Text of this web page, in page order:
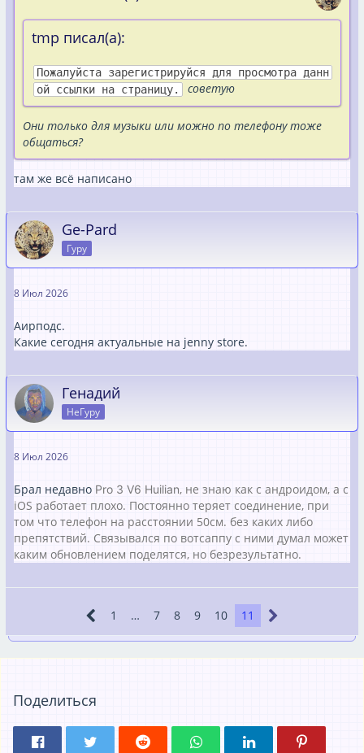
tmp писал(а):
Пожалуйста зарегистрируйся для просмотра данн
ой ссылки на страницу.
советую
Они только для музыки или можно по телефону тоже
общаться?
там же всё написано
Ge-Pard
Гуру
8 Июл 2026
Аирподс.
Какие сегодня актуальные на jenny store.
Генадий
НеГуру
8 Июл 2026
Брал недавно Pro 3 V6 Huilian, не знаю как с андроидом, а с
iOS работает плохо. Постоянно теряет соединение, при
том что телефон на расстоянии 50см. без каких либо
препятствий. Связывался по вотсаппу с ними думал может
каким обновлением поделятся, но безрезультатно.
1 … 7 8 9 10 11
Поделиться